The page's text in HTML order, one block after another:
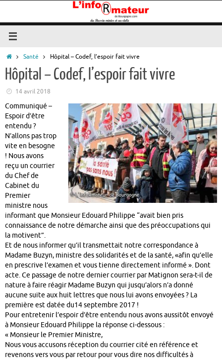
contenu
Accueil
Santé Hôpital – Codef, l’espoir fait vivre
Hôpital – Codef, l’espoir fait vivre
14 avril 2018
Communiqué –
Espoir d’être
entendu ?
N’allons pas trop
vite en besogne
! Nous avons
reçu un courrier
du Chef de
Cabinet du
Premier
ministre nous
informant que Monsieur Edouard Philippe “avait bien pris
connaissance de notre démarche ainsi que des préoccupations qui
la motivent”.
Et de nous informer qu’il transmettait notre correspondance à
Madame Buzyn, ministre des solidarités et de la santé, «afin qu’elle
en prescrive l’examen et vous tienne directement informé ». Dont
acte. Ce passage de notre dernier courrier par Matignon sera-t-il de
nature à faire réagir Madame Buzyn qui jusqu’alors n’a donné
aucune suite aux huit lettres que nous lui avons envoyées ? La
première est datée du14 septembre 2017 !
Pour entretenir l’espoir d’être entendu nous avons aussitôt envoyé
à Monsieur Edouard Philippe la réponse ci-dessous :
« Monsieur le Premier Ministre,
Nous vous accusons réception du courrier cité en référence et
revenons vers vous par retour pour vous dire nos difficultés à